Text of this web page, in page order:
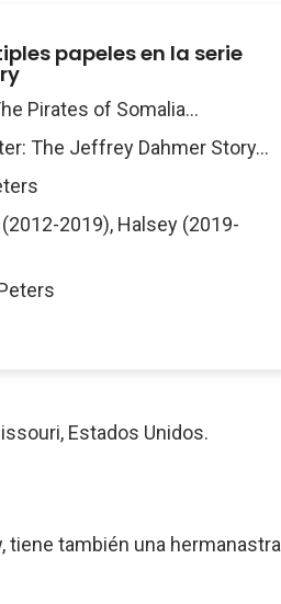
papeles en la serie
Pirates of Somalia...
The Jeffrey Dahmer Story...
2019), Halsey (2019-
Estados Unidos.
tiene también una hermanastra